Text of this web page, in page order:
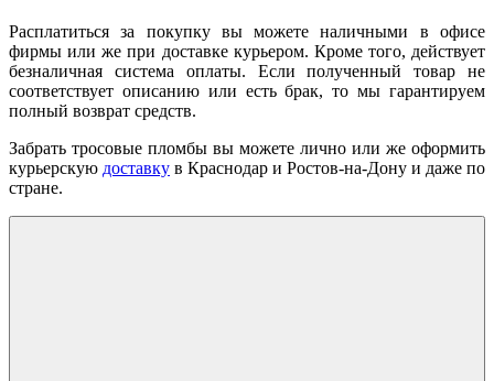
Расплатиться за покупку вы можете наличными в офисе
фирмы или же при доставке курьером. Кроме того, действует
безналичная система оплаты. Если полученный товар не
соответствует описанию или есть брак, то мы гарантируем
полный возврат средств.
Забрать тросовые пломбы вы можете лично или же оформить
курьерскую доставку в Краснодар и Ростов-на-Дону и даже по
стране.